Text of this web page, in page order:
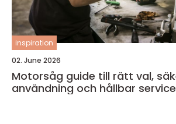
inspiration
02. June 2026
Motorsåg guide till rätt val, säker
användning och hållbar service